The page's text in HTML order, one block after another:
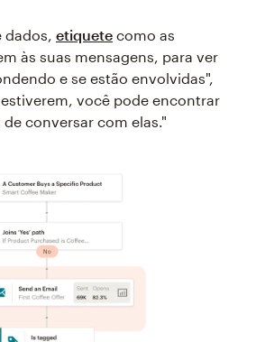
dados, etiquete como as
às suas mensagens, para ver
e se estão envolvidas",
você pode encontrar
conversar com elas."